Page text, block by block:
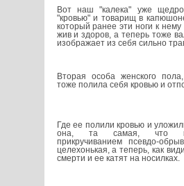
Вот наш "калека" уже щедро
"кровью" и товарищ в
который ранее эти ноги к
жив и здоров, а теперь тоже
изображает из себя сильно
Вторая особа женского
тоже полила себя кровью и
Где ее полили кровью и
она, та самая, что
прикручиванием псевдо-
целехонькая, а теперь, как
смерти и ее катят на носилках.